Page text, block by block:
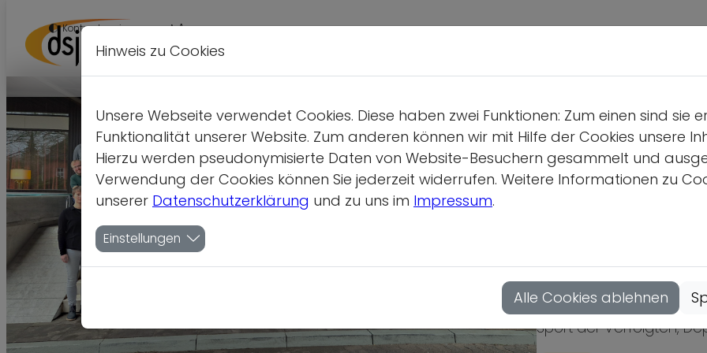
Kontrastversion A A A
80 Jahre
Jedes Jahr rund um
Sport der Verfolgten,
Hinweis zu Cookies
Unsere Webseite verwendet Cookies. Diese haben zwei Funktionen: Zum einen sind
Funktionalität unserer Website. Zum anderen können wir mit Hilfe der Cookies unsere
Hierzu werden pseudonymisierte Daten von Website-Besuchern gesammelt und
Verwendung der Cookies können Sie jederzeit widerrufen. Weitere Informationen zu
unserer Datenschutzerklärung und zu uns im Impressum.
Einstellungen
Alle Cookies ablehnen